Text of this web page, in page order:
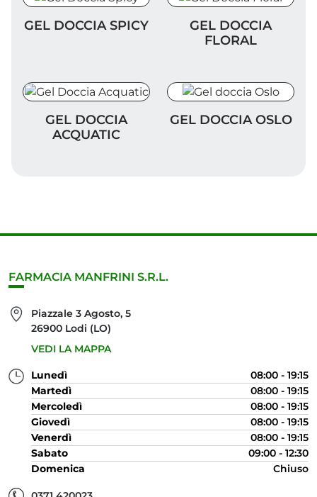
GEL DOCCIA SPICY
GEL DOCCIA
FLORAL
GEL DOCCIA
ACQUATIC
GEL DOCCIA OSLO
FARMACIA MANFRINI S.R.L.
Piazzale 3 Agosto, 5
26900 Lodi (LO)
VEDI LA MAPPA
Lunedì
08:00 - 19:15
Martedì
08:00 - 19:15
Mercoledì
08:00 - 19:15
Giovedì
08:00 - 19:15
Venerdì
08:00 - 19:15
Sabato
09:00 - 12:30
Domenica
Chiuso